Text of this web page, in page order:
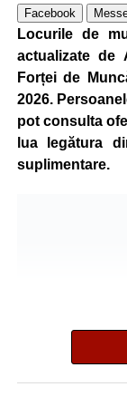
Kronospan se
energie
energetic este
realizată cu
de cogenerare.
colaborarea
energetic
Ultimele
Facebook
Locurile de
actualizate de
Forței de
2026.
pot consulta
lua legătura
suplimentare.